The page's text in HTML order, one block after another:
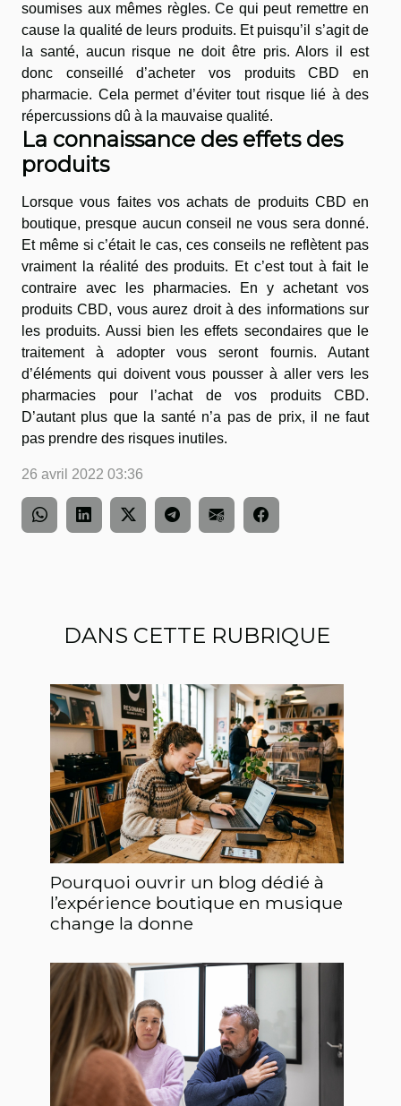
soumises aux mêmes règles. Ce qui peut remettre en
cause la qualité de leurs produits. Et puisqu’il s’agit de
la santé, aucun risque ne doit être pris. Alors il est
donc conseillé d’acheter vos produits CBD en
pharmacie. Cela permet d’éviter tout risque lié à des
répercussions dû à la mauvaise qualité.
La connaissance des effets des
produits
Lorsque vous faites vos achats de produits CBD en
boutique, presque aucun conseil ne vous sera donné.
Et même si c’était le cas, ces conseils ne reflètent pas
vraiment la réalité des produits. Et c’est tout à fait le
contraire avec les pharmacies. En y achetant vos
produits CBD, vous aurez droit à des informations sur
les produits. Aussi bien les effets secondaires que le
traitement à adopter vous seront fournis. Autant
d’éléments qui doivent vous pousser à aller vers les
pharmacies pour l’achat de vos produits CBD.
D’autant plus que la santé n’a pas de prix, il ne faut
pas prendre des risques inutiles.
26 avril 2022 03:36
DANS CETTE RUBRIQUE
Pourquoi ouvrir un blog dédié à
l’expérience boutique en musique
change la donne